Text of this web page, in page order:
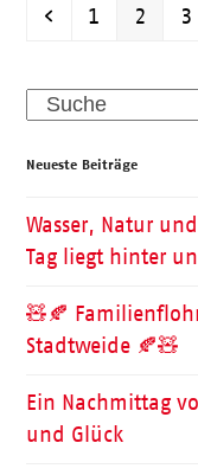
Vorheriger
Seite
1 Seite
2 3
Search
Neueste Beiträge
Wasser, Natur
Tag liegt hinter
🧸🍂
Stadtweide 🍂🧸
Ein Nachmittag
und Glück